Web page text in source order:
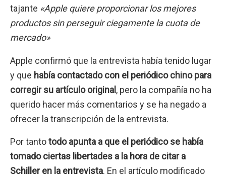
tajante «Apple quiere proporcionar los mejores
productos sin perseguir ciegamente la cuota de
mercado»
Apple confirmó que la entrevista había tenido lugar
y que había contactado con el periódico chino para
corregir su artículo original, pero la compañía no ha
querido hacer más comentarios y se ha negado a
ofrecer la transcripción de la entrevista.
Por tantotodo apunta a que el periódico se había
tomado ciertas libertades a la hora de citar a
Schiller en la entrevista. En el artículo modificado